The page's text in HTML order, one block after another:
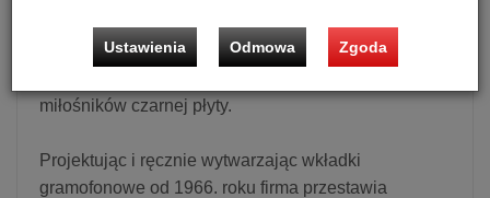
które reprezentują wiele lat nieustających prac
badawczo-rozwojowych mających na celu
miłośników czarnej płyty.
Projektując i ręcznie wytwarzając wkładki
gramofonowe od 1966. roku firma przestawia
Ustawienia Odmowa Zgoda